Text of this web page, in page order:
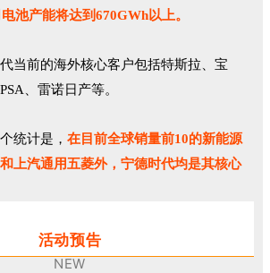
池产能将达到670GWh以上。
当前的海外核心客户包括特斯拉、宝
、雷诺日产等。
统计是， 在目前全球销量前10的新能源
上汽通用五菱外，宁德时代均是其核心
活动预告
NEW